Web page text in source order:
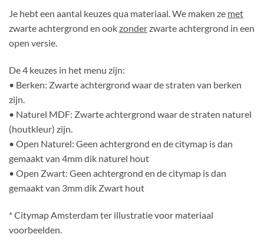
Je hebt een aantal keuzes qua materiaal. We maken ze met
zwarte achtergrond en ookzonderzwarte achtergrond in een
open versie.
De 4 keuzes in het menu zijn:
• Berken: Zwarte achtergrond waar de straten van berken
zijn.
• Naturel MDF: Zwarte achtergrond waar de straten naturel
(houtkleur) zijn.
• Open Naturel: Geen achtergrond en de citymap is dan
gemaakt van 4mm dik naturel hout
• Open Zwart: Geen achtergrond en de citymap is dan
gemaakt van 3mm dik Zwart hout
* Citymap Amsterdam ter illustratie voor materiaal
voorbeelden.